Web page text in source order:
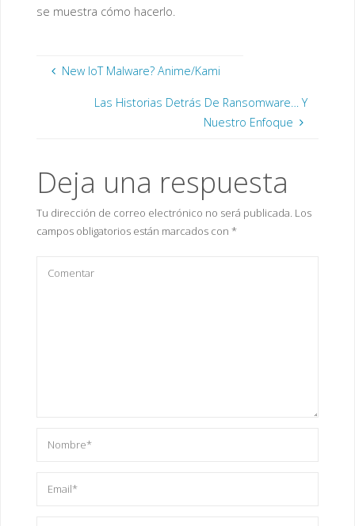
se muestra cómo hacerlo.
New IoT Malware? Anime/Kami
Las Historias Detrás De Ransomware… Y
Nuestro Enfoque
Deja una respuesta
Tu dirección de correo electrónico no será publicada. Los
campos obligatorios están marcados con *